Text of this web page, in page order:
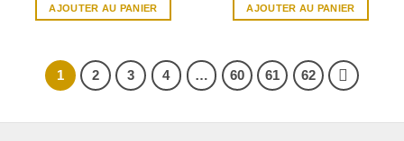
AJOUTER AU PANIER AJOUTER AU PANIER
1 2 3 4 … 60 61 62